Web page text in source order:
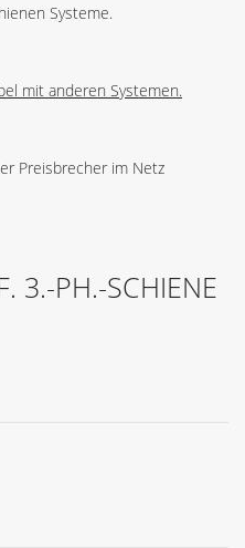
Systeme.
mit anderen Systemen.
Preisbrecher im Netz
3.-PH.-SCHIENE